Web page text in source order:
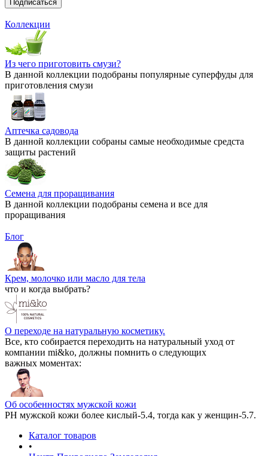
Коллекции
Из чего приготовить смузи?
В данной коллекции подобраны популярные суперфуды для
приготовления смузи
Аптечка садовода
В данной коллекции собраны самые необходимые средста
защиты растений
Семена для проращивания
В данной коллекции подобраны семена и все для
проращивания
Блог
Крем, молочко или масло для тела
что и когда выбрать?
О переходе на натуральную косметику.
Все, кто собирается переходить на натуральный уход от
компании mi&ko, должны помнить о следующих
важных моментах:
Об особенностях мужской кожи
РН мужской кожи более кислый-5.4, тогда как у женщин-5.7.
Каталог товаров
•